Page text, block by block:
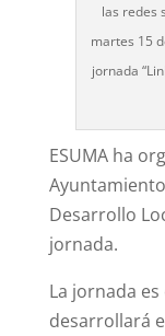
las redes
martes 15
jornada
ESUMA ha
Desarrollo
jornada.
La jornada
desarrollará